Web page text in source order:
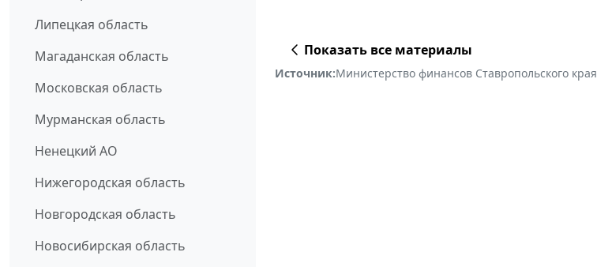
Липецкая область
Магаданская область
Московская область
Мурманская область
Ненецкий АО
Нижегородская область
Новгородская область
Новосибирская область
Показать все материалы
Источник:Министерство финансов Ставропольского края